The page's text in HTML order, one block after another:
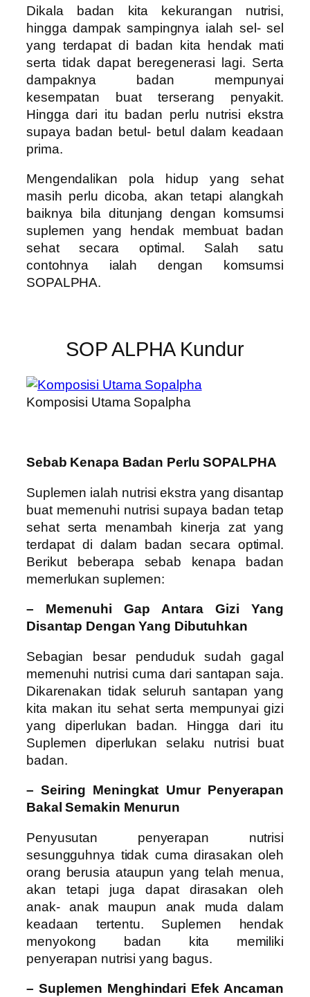
Dikala badan kita kekurangan nutrisi,
hingga dampak sampingnya ialah sel- sel
yang terdapat di badan kita hendak mati
serta tidak dapat beregenerasi lagi. Serta
dampaknya badan mempunyai
kesempatan buat terserang penyakit.
Hingga dari itu badan perlu nutrisi ekstra
supaya badan betul- betul dalam keadaan
prima.
Mengendalikan pola hidup yang sehat
masih perlu dicoba, akan tetapi alangkah
baiknya bila ditunjang dengan komsumsi
suplemen yang hendak membuat badan
sehat secara optimal. Salah satu
contohnya ialah dengan komsumsi
SOPALPHA.
SOP ALPHA Kundur
Komposisi Utama Sopalpha
Sebab Kenapa Badan Perlu SOPALPHA
Suplemen ialah nutrisi ekstra yang disantap
buat memenuhi nutrisi supaya badan tetap
sehat serta menambah kinerja zat yang
terdapat di dalam badan secara optimal.
Berikut beberapa sebab kenapa badan
memerlukan suplemen:
– Memenuhi Gap Antara Gizi Yang
Disantap Dengan Yang Dibutuhkan
Sebagian besar penduduk sudah gagal
memenuhi nutrisi cuma dari santapan saja.
Dikarenakan tidak seluruh santapan yang
kita makan itu sehat serta mempunyai gizi
yang diperlukan badan. Hingga dari itu
Suplemen diperlukan selaku nutrisi buat
badan.
– Seiring Meningkat Umur Penyerapan
Bakal Semakin Menurun
Penyusutan penyerapan nutrisi
sesungguhnya tidak cuma dirasakan oleh
orang berusia ataupun yang telah menua,
akan tetapi juga dapat dirasakan oleh
anak- anak maupun anak muda dalam
keadaan tertentu. Suplemen hendak
menyokong badan kita memiliki
penyerapan nutrisi yang bagus.
– Suplemen Menghindari Efek Ancaman